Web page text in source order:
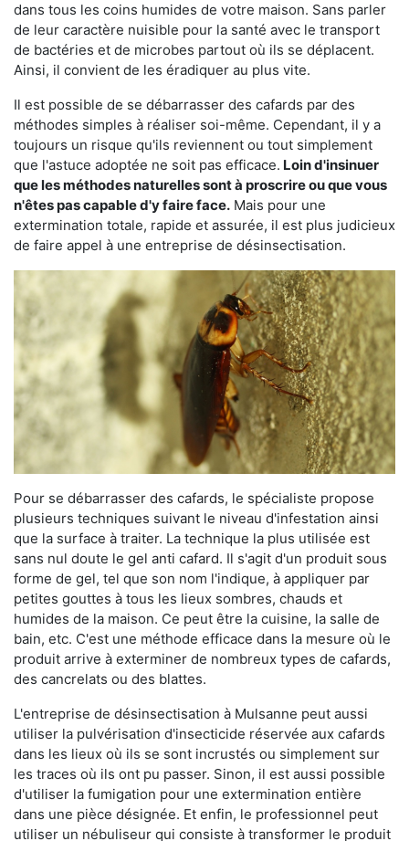
dans tous les coins humides de votre maison. Sans parler
de leur caractère nuisible pour la santé avec le transport
de bactéries et de microbes partout où ils se déplacent.
Ainsi, il convient de les éradiquer au plus vite.
Il est possible de se débarrasser des cafards par des
méthodes simples à réaliser soi-même. Cependant, il y a
toujours un risque qu'ils reviennent ou tout simplement
que l'astuce adoptée ne soit pas efficace. Loin d'insinuer
que les méthodes naturelles sont à proscrire ou que vous
n'êtes pas capable d'y faire face. Mais pour une
extermination totale, rapide et assurée, il est plus judicieux
de faire appel à une entreprise de désinsectisation.
Pour se débarrasser des cafards, le spécialiste propose
plusieurs techniques suivant le niveau d'infestation ainsi
que la surface à traiter. La technique la plus utilisée est
sans nul doute le gel anti cafard. Il s'agit d'un produit sous
forme de gel, tel que son nom l'indique, à appliquer par
petites gouttes à tous les lieux sombres, chauds et
humides de la maison. Ce peut être la cuisine, la salle de
bain, etc. C'est une méthode efficace dans la mesure où le
produit arrive à exterminer de nombreux types de cafards,
des cancrelats ou des blattes.
L'entreprise de désinsectisation à Mulsanne peut aussi
utiliser la pulvérisation d'insecticide réservée aux cafards
dans les lieux où ils se sont incrustés ou simplement sur
les traces où ils ont pu passer. Sinon, il est aussi possible
d'utiliser la fumigation pour une extermination entière
dans une pièce désignée. Et enfin, le professionnel peut
utiliser un nébuliseur qui consiste à transformer le produit